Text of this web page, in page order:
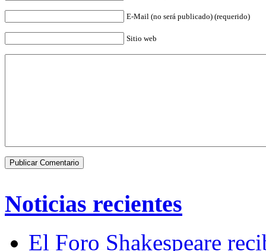
E-Mail (no será publicado) (requerido)
Sitio web
Noticias recientes
El Foro Shakespeare